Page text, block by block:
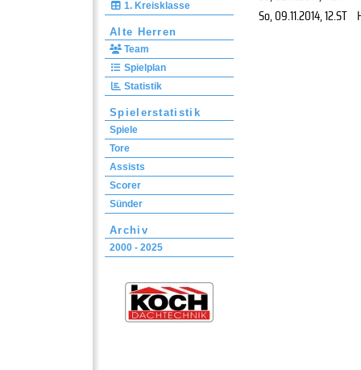
1. Kreisklasse
Alte Herren
Team
Spielplan
Statistik
Spielerstatistik
Spiele
Tore
Assists
Scorer
Sünder
Archiv
2000 - 2025
So, 09.11.2014, 12.ST